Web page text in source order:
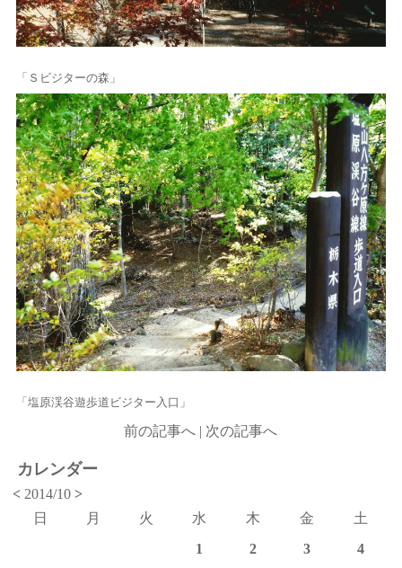
「Ｓビジターの森」
「塩原渓谷遊歩道ビジター入口」
前の記事へ | 次の記事へ
カレンダー
< 2014/10>
日
月 火 水 木 金
土
1
2 3
4